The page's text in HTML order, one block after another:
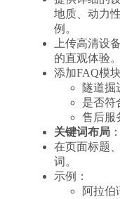
地质、动力
例。
上传高清设
的直观体验。
添加FAQ模
隧道掘
是否符
售后服
关键词布局：
在页面标题
词。
示例：
阿拉伯